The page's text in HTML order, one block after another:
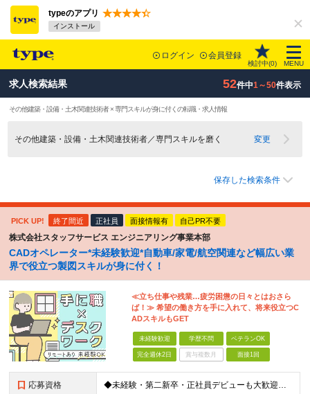
typeのアプリ
インストール
ログイン 会員登録
検討中(0) MENU
求人検索結果 52件中1～50件表示
その他建築・設備・土木関連技術者 × 専門スキルが身に付くの転職・求人情報
その他建築・設備・土木関連技術者／専門スキルを磨く 変更
保存した検索条件
PICK UP! 終了間近 正社員 面接情報有 自己PR不要
株式会社スタッフサービス エンジニアリング事業本部
CADオペレーター*未経験歓迎*自動車/家電/航空関連など幅広い業
界で役立つ製図スキルが身に付く！
≪立ち仕事や残業…疲労困憊の日々とはおさら
ば！≫ 希望の働き方を手に入れて、将来役立つC
ADスキルもGET
未経験歓迎 学歴不問 ベテランOK
完全週休2日 賞与複数月 面接1回
応募資格 ◆未経験・第二新卒・正社員デビューも大歓迎／経験・知識ゼロでOK！ ◆学歴不問 ★人物重視 ★入社前の経験・スキルはゼロでOK CADの基本的な知識・操作経験がある方は歓迎します。 地方在住の方も